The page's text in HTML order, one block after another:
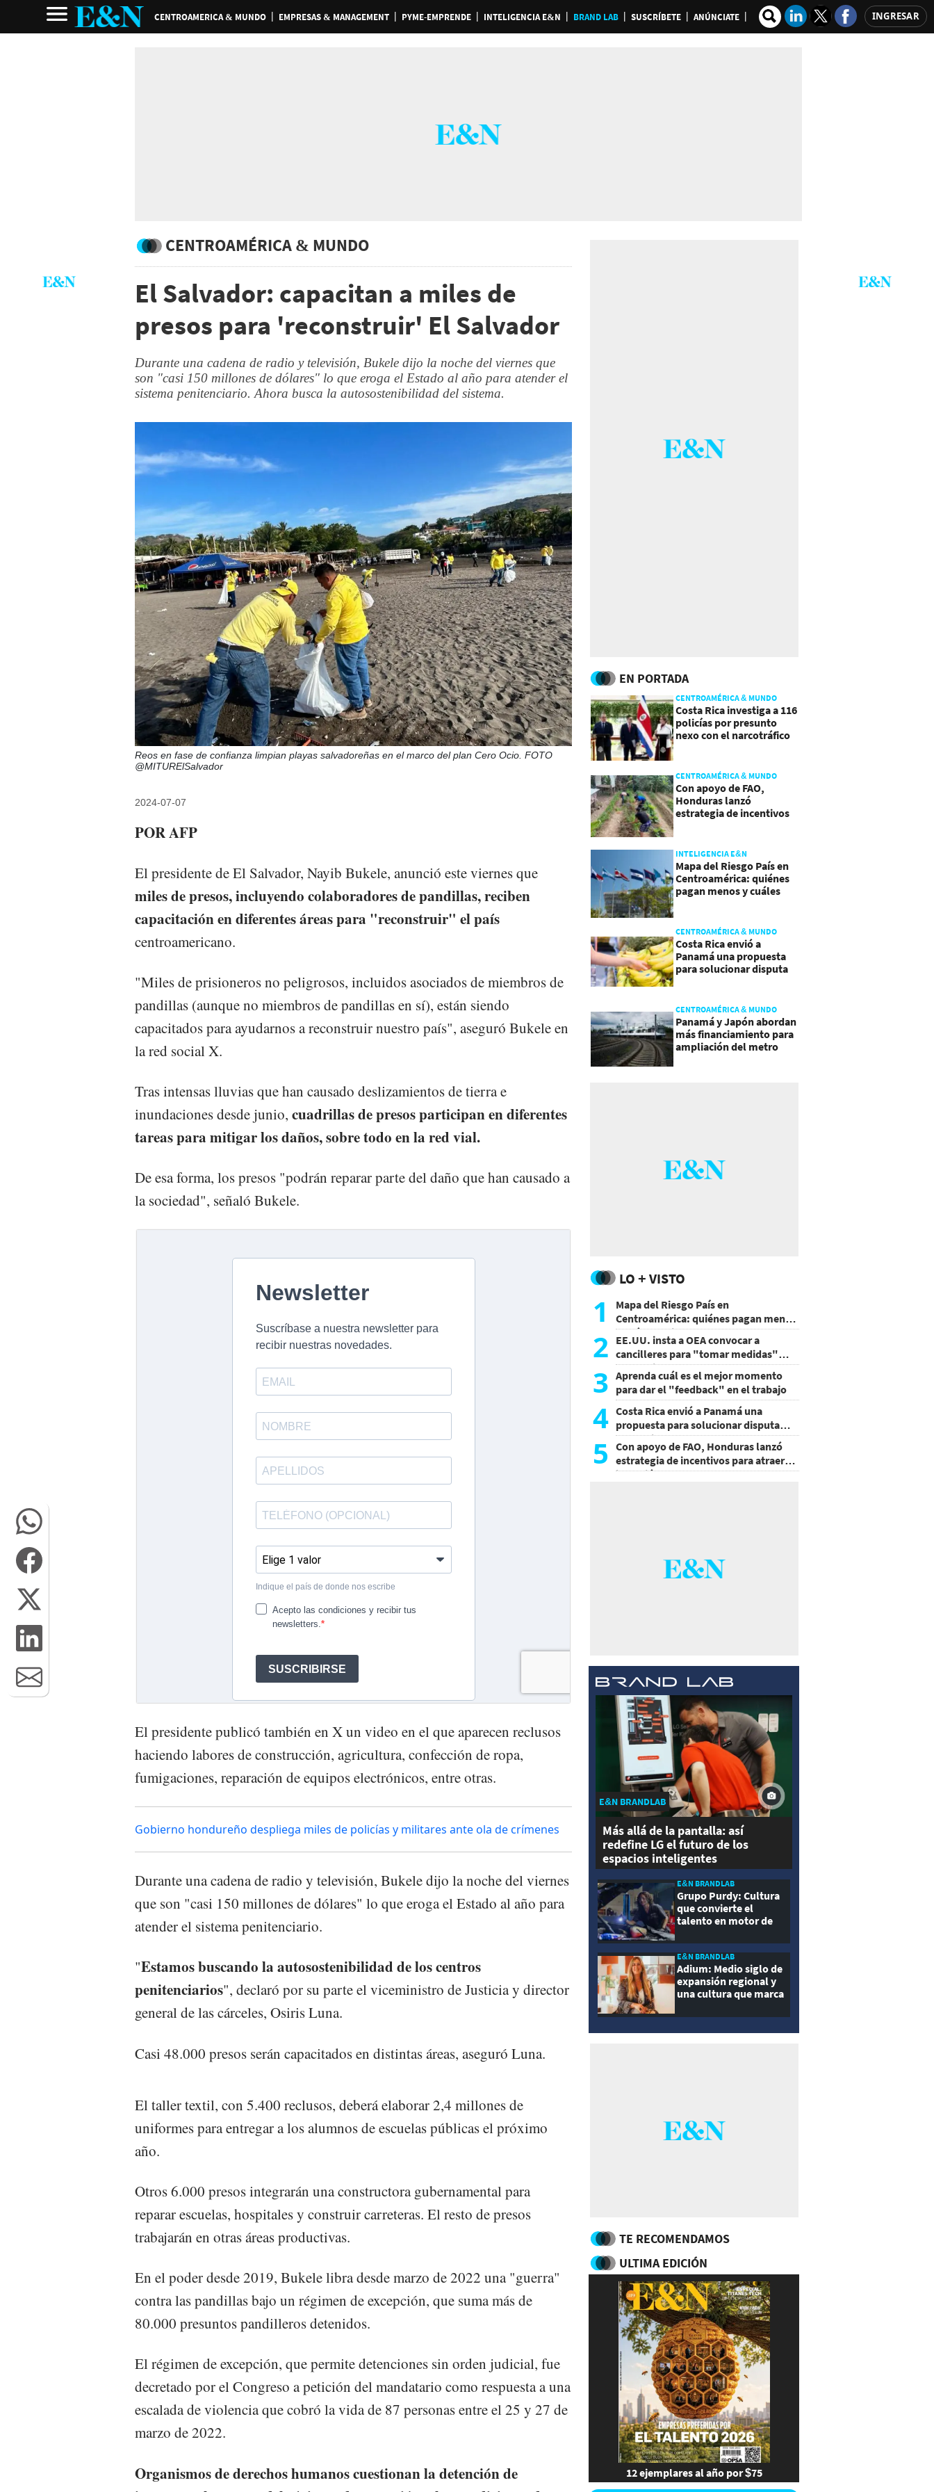
CENTROAMERICA & MUNDO EMPRESAS & MANAGEMENT PYME-EMPRENDE INTELIGENCIA E&N BRAND LAB SUSCRÍBETE ANÚNCIATE INGRESAR
CENTROAMÉRICA & MUNDO
El Salvador: capacitan a miles de
presos para 'reconstruir' El Salvador
Durante una cadena de radio y televisión, Bukele dijo la noche del viernes que
son "casi 150 millones de dólares" lo que eroga el Estado al año para atender el
sistema penitenciario. Ahora busca la autosostenibilidad del sistema.
Reos en fase de confianza limpian playas salvadoreñas en el marco del plan Cero Ocio. FOTO
@MITURElSalvador
2024-07-07
POR AFP
El presidente de El Salvador, Nayib Bukele, anunció este viernes que
miles de presos, incluyendo colaboradores de pandillas, reciben
capacitación en diferentes áreas para "reconstruir" el país
centroamericano.
"Miles de prisioneros no peligrosos, incluidos asociados de miembros de
pandillas (aunque no miembros de pandillas en sí), están siendo
capacitados para ayudarnos a reconstruir nuestro país", aseguró Bukele en
la red social X.
Tras intensas lluvias que han causado deslizamientos de tierra e
inundaciones desde junio, cuadrillas de presos participan en diferentes
tareas para mitigar los daños, sobre todo en la red vial.
De esa forma, los presos "podrán reparar parte del daño que han causado a
la sociedad", señaló Bukele.
El presidente publicó también en X un video en el que aparecen reclusos
haciendo labores de construcción, agricultura, confección de ropa,
fumigaciones, reparación de equipos electrónicos, entre otras.
Gobierno hondureño despliega miles de policías y militares ante ola de crímenes
Durante una cadena de radio y televisión, Bukele dijo la noche del viernes
que son "casi 150 millones de dólares" lo que eroga el Estado al año para
atender el sistema penitenciario.
"Estamos buscando la autosostenibilidad de los centros
penitenciarios", declaró por su parte el viceministro de Justicia y director
general de las cárceles, Osiris Luna.
Casi 48.000 presos serán capacitados en distintas áreas, aseguró Luna.
El taller textil, con 5.400 reclusos, deberá elaborar 2,4 millones de
uniformes para entregar a los alumnos de escuelas públicas el próximo
año.
Otros 6.000 presos integrarán una constructora gubernamental para
reparar escuelas, hospitales y construir carreteras. El resto de presos
trabajarán en otras áreas productivas.
En el poder desde 2019, Bukele libra desde marzo de 2022 una "guerra"
contra las pandillas bajo un régimen de excepción, que suma más de
80.000 presuntos pandilleros detenidos.
El régimen de excepción, que permite detenciones sin orden judicial, fue
decretado por el Congreso a petición del mandatario como respuesta a una
escalada de violencia que cobró la vida de 87 personas entre el 25 y 27 de
marzo de 2022.
Organismos de derechos humanos cuestionan la detención de
EN PORTADA
CENTROAMÉRICA & MUNDO
Costa Rica investiga a 116
policías por presunto
nexo con el narcotráfico
CENTROAMÉRICA & MUNDO
Con apoyo de FAO,
Honduras lanzó
estrategia de incentivos
INTELIGENCIA E&N
Mapa del Riesgo País en
Centroamérica: quiénes
pagan menos y cuáles
CENTROAMÉRICA & MUNDO
Costa Rica envió a
Panamá una propuesta
para solucionar disputa
CENTROAMÉRICA & MUNDO
Panamá y Japón abordan
más financiamiento para
ampliación del metro
LO + VISTO
1
Mapa del Riesgo País en
Centroamérica: quiénes pagan menos
y cuáles mejoraron
2 EE.UU. insta a OEA convocar a
cancilleres para "tomar medidas"
sobre Nicaragua
3 Aprenda cuál es el mejor momento
para dar el "feedback" en el trabajo
4 Costa Rica envió a Panamá una
propuesta para solucionar disputa
comercial
5
Con apoyo de FAO, Honduras lanzó
estrategia de incentivos para atraer
inversión al agro
E&N BRANDLAB
Más allá de la pantalla: así
redefine LG el futuro de los
espacios inteligentes
E&N BRANDLAB
Grupo Purdy: Cultura
que convierte el
talento en motor de
E&N BRANDLAB
Adium: Medio siglo de
expansión regional y
una cultura que marca
TE RECOMENDAMOS
ULTIMA EDICIÓN
12 ejemplares al año por $75